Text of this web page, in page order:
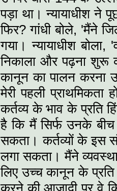
पड़ा था। न्‍यायाधीश ने
फिर? गांधी बोले, 'मैंने
गया। न्‍यायाधीश
निकाला और पढ़ना शुरू
कानून का पालन करना
मेरी पहली
कर्तव्य के भाव के प्रति
है कि मैं सिर्फ उनके
सकता। कर्तव्यों के इस
लगा सकता। मैंने
लिए उच्च कानून के
करने की आजादी पर वे